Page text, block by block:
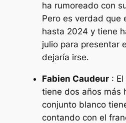
ha rumoreado con
Pero es verdad que
hasta 2024 y tiene
julio para presentar
dejaría irse.
Fabien Caudeur: El
tiene dos años más
conjunto blanco
contando con el